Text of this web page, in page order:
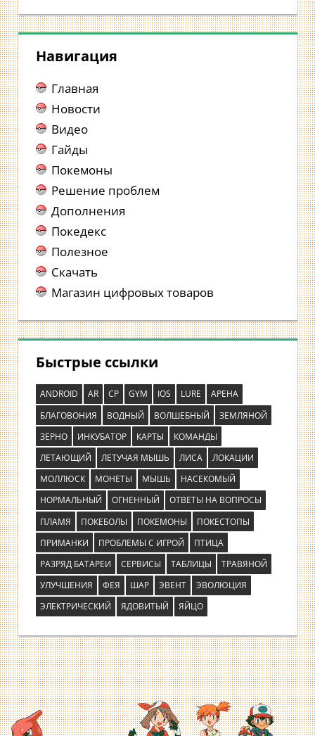
Навигация
Главная
Новости
Видео
Гайды
Покемоны
Решение проблем
Дополнения
Покедекс
Полезное
Скачать
Магазин цифровых товаров
Быстрые ссылки
ANDROID AR CP GYM IOS LURE
АРЕНА
БЛАГОВОНИЯ
ВОДНЫЙ ВОЛШЕБНЫЙ
ЗЕМЛЯНОЙ
ЗЕРНО
ИНКУБАТОР КАРТЫ
КОМАНДЫ
ЛЕТАЮЩИЙ
ЛЕТУЧАЯ МЫШЬ ЛИСА
ЛОКАЦИИ
МОЛЛЮСК
МОНЕТЫ МЫШЬ
НАСЕКОМЫЙ
НОРМАЛЬНЫЙ
ОГНЕННЫЙ
ОТВЕТЫ НА ВОПРОСЫ
ПЛАМЯ
ПОКЕБОЛЫ ПОКЕМОНЫ
ПОКЕСТОПЫ
ПРИМАНКИ
ПРОБЛЕМЫ С ИГРОЙ
ПТИЦА
РАЗРЯД БАТАРЕИ
СЕРВИСЫ ТАБЛИЦЫ
ТРАВЯНОЙ
УЛУЧШЕНИЯ
ФЕЯ ШАР ЭВЕНТ
ЭВОЛЮЦИЯ
ЭЛЕКТРИЧЕСКИЙ
ЯДОВИТЫЙ ЯЙЦО